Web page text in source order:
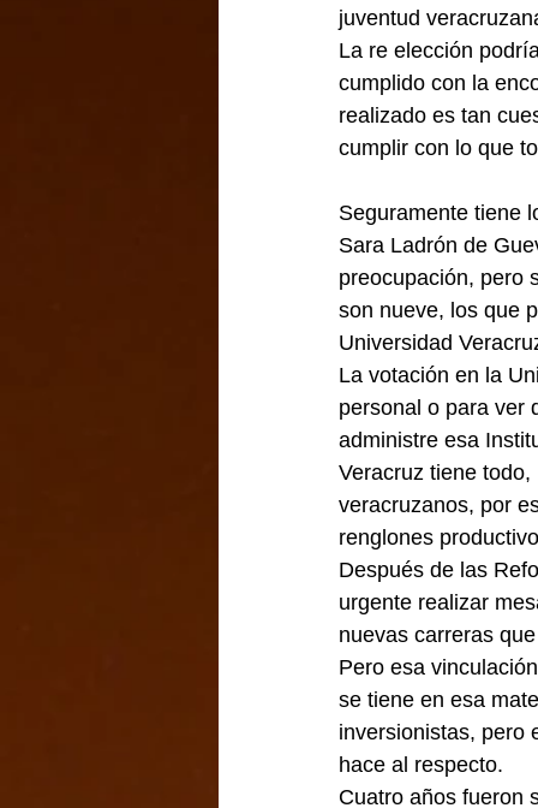
juventud
La re elección
cumplido con la
realizado es tan
cumplir con lo que
Seguramente tiene
Sara Ladrón de
preocupación, pero
son nueve, los que
Universidad
La votación en la
personal o para ver
administre esa
Veracruz tiene
veracruzanos, por
renglones
Después de las
urgente realizar
nuevas carreras
Pero esa
se tiene en esa
inversionistas, pero
hace al respecto.
Cuatro años fueron